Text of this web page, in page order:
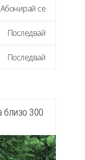
Абонирай се
Последвай
Последвай
близо 300